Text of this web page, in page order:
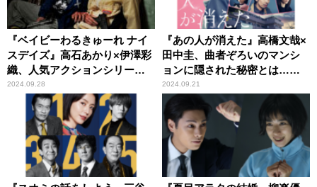
『ベイビーわるきゅーれ ナイ
スデイズ』高石あかり×伊澤彩
織、人気アクションシリーズ
待望の最新作
2024.09.28
『あの人が消えた』高橋文哉×
田中圭、曲者ぞろいのマンシ
ョンに隠された秘密とは……
2024.09.21